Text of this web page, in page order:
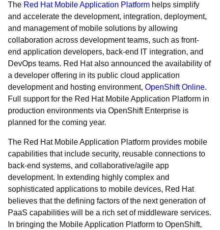
The Red Hat Mobile Application Platform helps simplify
and accelerate the development, integration, deployment,
and management of mobile solutions by allowing
collaboration across development teams, such as front-
end application developers, back-end IT integration, and
DevOps teams. Red Hat also announced the availability of
a developer offering in its public cloud application
development and hosting environment, OpenShift Online.
Full support for the Red Hat Mobile Application Platform in
production environments via OpenShift Enterprise is
planned for the coming year.
The Red Hat Mobile Application Platform provides mobile
capabilities that include security, reusable connections to
back-end systems, and collaborative/agile app
development. In extending highly complex and
sophisticated applications to mobile devices, Red Hat
believes that the defining factors of the next generation of
PaaS capabilities will be a rich set of middleware services.
In bringing the Mobile Application Platform to OpenShift,